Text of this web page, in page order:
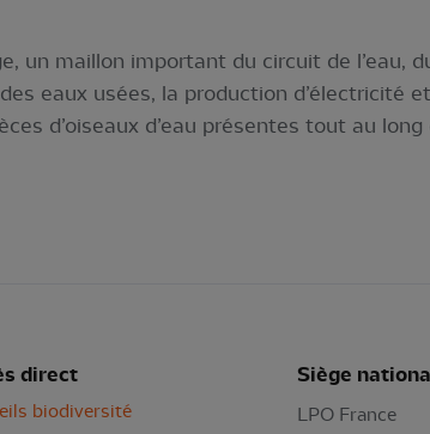
un maillon important du circuit de l’eau,
eaux usées, la production d’électricité
d’oiseaux d’eau présentes tout au long
direct
biodiversité
Siège
LPO France